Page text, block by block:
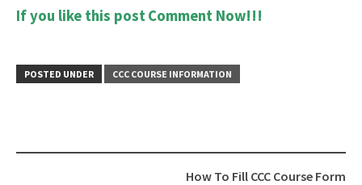
If you like this post Comment Now!!!
POSTED UNDER CCC COURSE INFORMATION
How To Fill CCC Course Form